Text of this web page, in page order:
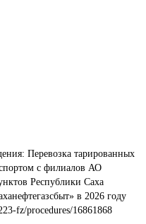
Перевозка тарированных
с филиалов АО
Республики Саха
в 2026 году
fz/procedures/16861868